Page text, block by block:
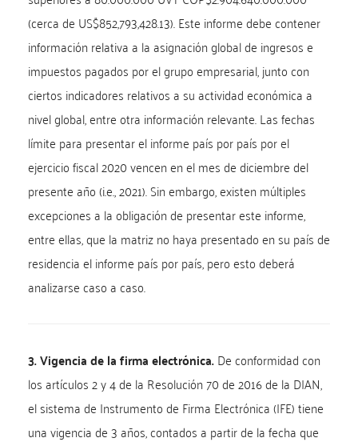
(cerca de US$852,793,428.13). Este informe debe contener
información relativa a la asignación global de ingresos e
impuestos pagados por el grupo empresarial, junto con
ciertos indicadores relativos a su actividad económica a
nivel global, entre otra información relevante. Las fechas
límite para presentar el informe país por país por el
ejercicio fiscal 2020 vencen en el mes de diciembre del
presente año (i.e., 2021). Sin embargo, existen múltiples
excepciones a la obligación de presentar este informe,
entre ellas, que la matriz no haya presentado en su país de
residencia el informe país por país, pero esto deberá
analizarse caso a caso.
3. Vigencia de la firma electrónica.De conformidad con
los artículos 2 y 4 de la Resolución 70 de 2016 de la DIAN,
el sistema de Instrumento de Firma Electrónica (IFE) tiene
una vigencia de 3 años, contados a partir de la fecha que